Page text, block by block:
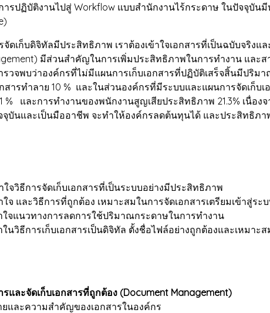
รปฏิบัติงานไปสู่ Workflow แบบสำนักงานไร้กระดาษ ในปัจจุบัน
ก็บดิจิทัลมีประสิทธิภาพ เราต้องเข้าใจเอกสารที่เป็นฉบับจริงแ
มีส่วนสำคัญในการเพิ่มประสิทธิภาพในการทำงาน และ
รวจพบว่าองค์กรที่ไม่มีแผนการเก็บเอกสารที่ปฏิบัติเสร็จสิ้นมีปริม
สารทำลาย 10 % และในส่วนองค์กรที่มีระบบและแผนการจัดเก็บ
% และการทำงานของพนักงานสูญเสียประสิทธิภาพ 21.3% เนื่
จุบันและเป็นมืออาชีพ จะทำให้องค์กรลดต้นทุนได้ และประสิทธิภ
วิธีการจัดเก็บเอกสารที่เป็นระบบอย่างมีประสิทธิภาพ
และวิธีการที่ถูกต้อง เหมาะสมในการจัดเอกสารเตรียมเข้าสู่ระ
แนวทางการลดการใช้ปริมาณกระดาษในการทำงาน
วิธีการเก็บเอกสารเป็นดิจิทัล ตั้งชื่อไฟล์อย่างถูกต้องและเหมาะส
และจัดเก็บเอกสารที่ถูกต้อง (Document Management)
และความสำคัญของเอกสารในองค์กร